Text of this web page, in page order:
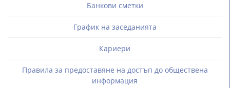
Банкови сметки
График на заседанията
Кариери
Правила за предоставяне на достъп до обществена
информация